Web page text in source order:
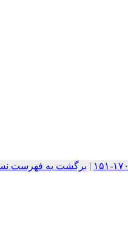
| برگشت به فهرست